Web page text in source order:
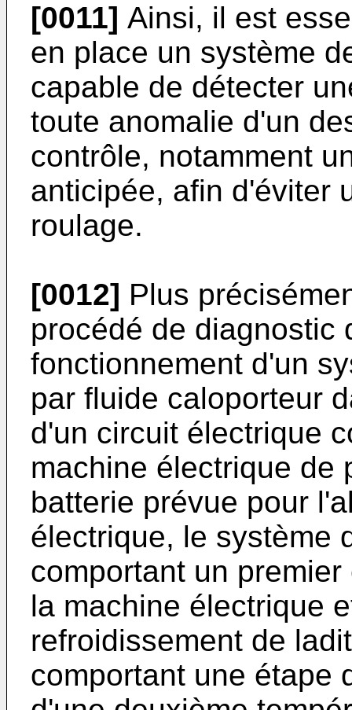
[0011] Ainsi, il est
en place un système
capable de détecter
toute anomalie d'un
contrôle, notamment
anticipée, afin d'éviter
roulage.
[0012] Plus
procédé de diagnostic
fonctionnement d'un
par fluide caloporteur
d'un circuit électrique
machine électrique de
batterie prévue pour
électrique, le système
comportant un
la machine électrique
refroidissement de
comportant une étape